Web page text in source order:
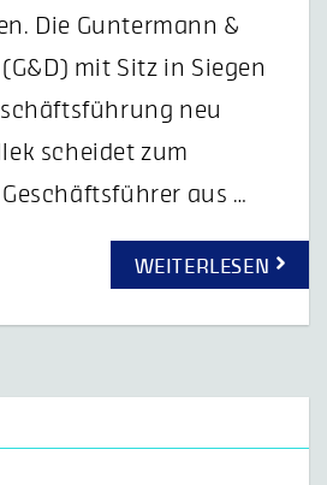
Die Guntermann &
mit Sitz in Siegen
neu
scheidet zum
aus …
WEITERLESEN